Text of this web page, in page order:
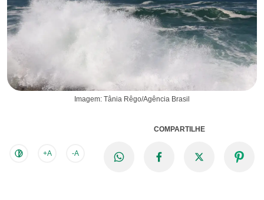
Imagem: Tânia Rêgo/Agência Brasil
+A -A
COMPARTILHE